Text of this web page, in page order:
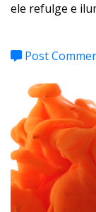
ele refulge e
Post